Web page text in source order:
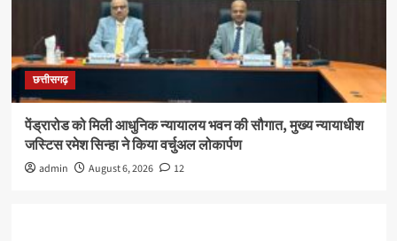
छत्तीसगढ़
पेंड्रारोड को मिली आधुनिक न्यायालय भवन की सौगात, मुख्य न्यायाधीश
जस्टिस रमेश सिन्हा ने किया वर्चुअल लोकार्पण
admin August 6, 2026 12